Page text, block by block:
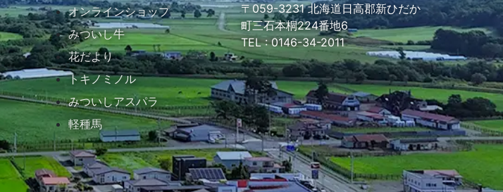
オンラインショップ
みついし牛
花だより
トキノミノル
みついしアスパラ
軽種馬
〒059-3231北海道日高郡新ひだか
町三石本桐224番地6
TEL :0146-34-2011